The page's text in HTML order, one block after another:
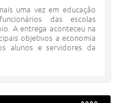
uma vez em educação
das escolas
A entrega aconteceu na
objetivos a economia
alunos e servidores da